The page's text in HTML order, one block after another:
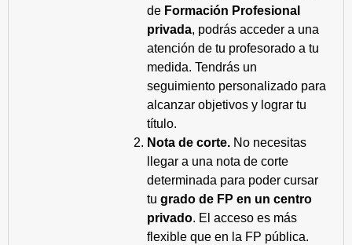
de Formación Profesional
privada, podrás acceder a una
atención de tu profesorado a tu
medida. Tendrás un
seguimiento personalizado para
alcanzar objetivos y lograr tu
título.
Nota de corte. No necesitas
llegar a una nota de corte
determinada para poder cursar
tu grado de FP en un centro
privado. El acceso es más
flexible que en la FP pública.